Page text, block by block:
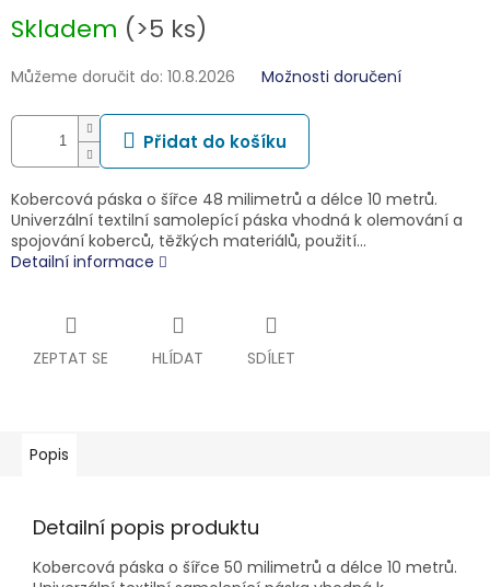
cena:
Skladem (>5 ks)
Můžeme doručit do: 10.8.2026 Možnosti doručení
Přidat do košíku
Kobercová páska o šířce 48 milimetrů a délce 10 metrů.
Univerzální textilní samolepící páska vhodná k olemování a
spojování koberců, těžkých materiálů, použití…
Detailní informace
ZEPTAT SE HLÍDAT SDÍLET
Popis
Detailní popis produktu
Kobercová páska o šířce 50 milimetrů a délce 10 metrů.